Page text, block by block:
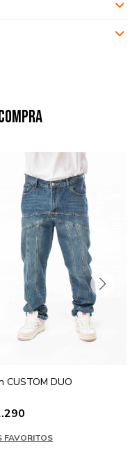
CUSTOM DUO
FAVORITOS